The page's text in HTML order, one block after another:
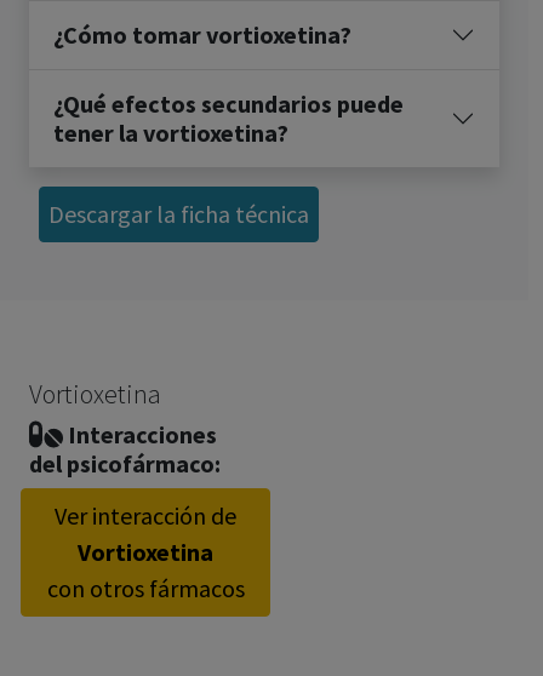
¿Cómo tomar vortioxetina?
¿Qué efectos secundarios puede
tener la vortioxetina?
Descargar la ficha técnica
Vortioxetina
Interacciones
del psicofármaco:
Ver interacción de
Vortioxetina
con otros fármacos